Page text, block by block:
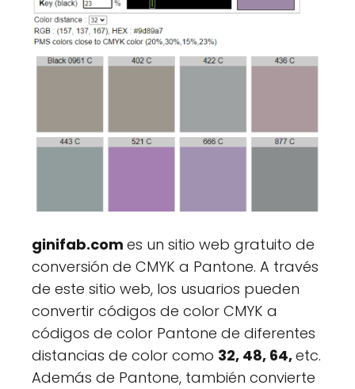
ginifab.com es un sitio web gratuito de
conversión de CMYK a Pantone. A través
de este sitio web, los usuarios pueden
convertir códigos de color CMYK a
códigos de color Pantone de diferentes
distancias de color como 32, 48, 64,etc.
Además de Pantone, también convierte